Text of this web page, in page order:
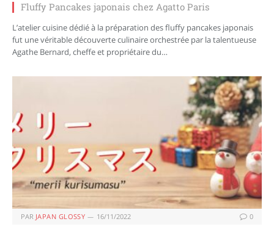
Fluffy Pancakes japonais chez Agatto Paris
L’atelier cuisine dédié à la préparation des fluffy pancakes japonais
fut une véritable découverte culinaire orchestrée par la talentueuse
Agathe Bernard, cheffe et propriétaire du…
PAR JAPAN GLOSSY 16/11/2022 0